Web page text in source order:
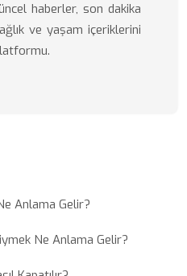
haberler, son dakika
ve yaşam içeriklerini
Anlama Gelir?
Ne Anlama Gelir?